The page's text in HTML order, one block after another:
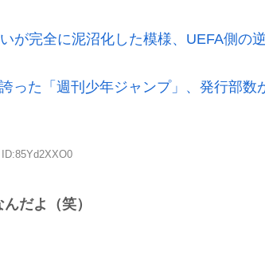
が完全に泥沼化した模様、UEFA側の
った「週刊少年ジャンプ」、発行部数
だよ（笑）